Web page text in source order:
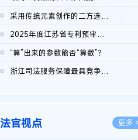
采用传统元素创作的二方连续装饰图案作品的独创性及侵权对比认定
2025年度江苏省专利预审典型案例
“算”出来的参数能否“算数”？
浙江司法服务保障最具竞争力营商环境建设典型案例（第二批）含侵...
法官视点 更多